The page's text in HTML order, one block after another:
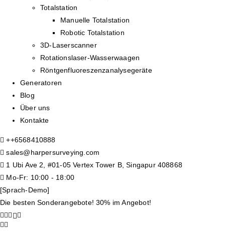
Totalstation
Manuelle Totalstation
Robotic Totalstation
3D-Laserscanner
Rotationslaser-Wasserwaagen
Röntgenfluoreszenzanalysegeräte
Generatoren
Blog
Über uns
Kontakte
++6568410888
sales@harpersurveying.com
1 Ubi Ave 2, #01-05 Vertex Tower B, Singapur 408868
Mo-Fr: 10:00 - 18:00
[Sprach-Demo]
Die besten Sonderangebote! 30% im Angebot!